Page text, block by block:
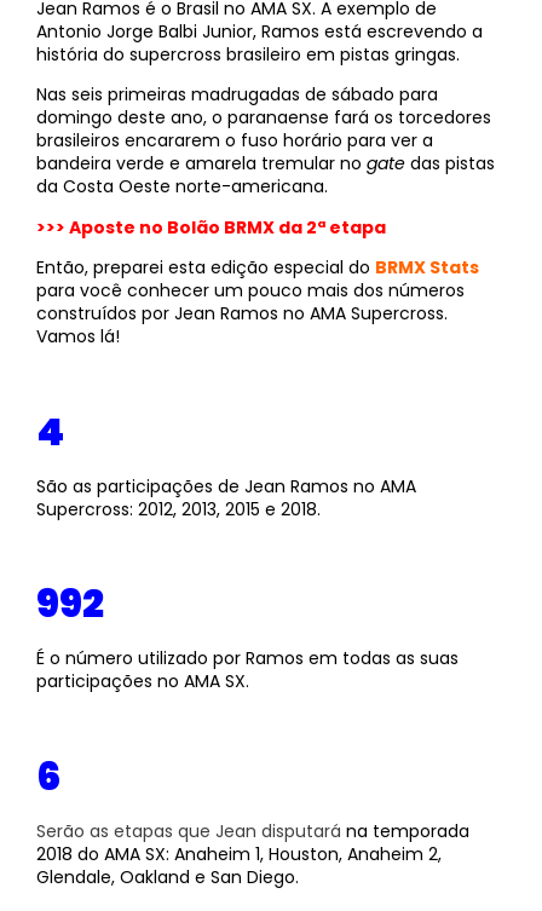
Jean Ramos é o Brasil no AMA SX. A exemplo de
Antonio Jorge Balbi Junior, Ramos está escrevendo a
história do supercross brasileiro em pistas gringas.
Nas seis primeiras madrugadas de sábado para
domingo deste ano, o paranaense fará os torcedores
brasileiros encararem o fuso horário para ver a
bandeira verde e amarela tremular no gate das pistas
da Costa Oeste norte-americana.
>>> Aposte no Bolão BRMX da 2ª etapa
Então, preparei esta edição especial do BRMX Stats
para você conhecer um pouco mais dos números
construídos por Jean Ramos no AMA Supercross.
Vamos lá!
4
São as participações de Jean Ramos no AMA
Supercross: 2012, 2013, 2015 e 2018.
992
É o número utilizado por Ramos em todas as suas
participações no AMA SX.
6
Serão as etapas que Jean disputará na temporada
2018 do AMA SX: Anaheim 1, Houston, Anaheim 2,
Glendale, Oakland e San Diego.